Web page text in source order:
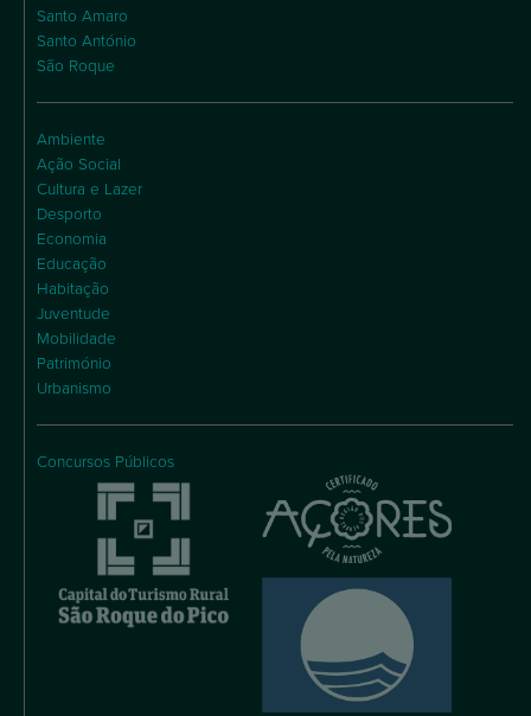
Santo Amaro
Santo António
São Roque
Ambiente
Ação Social
Cultura e Lazer
Desporto
Economia
Educação
Habitação
Juventude
Mobilidade
Património
Urbanismo
Concursos Públicos